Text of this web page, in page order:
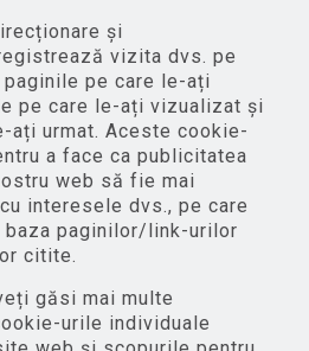
și
vizita dvs. pe
pe care le-ați
pe care le-ați vizualizat și
ați urmat. Aceste cookie-
a face ca publicitatea
web să fie mai
interesele dvs., pe care
paginilor/link-urilor
citite.
găsi mai multe
urile individuale